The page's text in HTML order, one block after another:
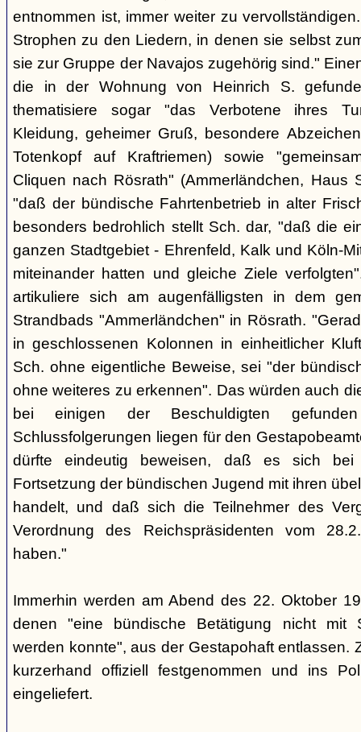
entnommen ist, immer weiter zu
Strophen zu den Liedern, in denen sie selbst
sie zur Gruppe der Navajos zugehörig sind."
die in der Wohnung von Heinrich S.
thematisiere sogar "das Verbotene ihres
Kleidung, geheimer Gruß, besondere
Totenkopf auf Kraftriemen) sowie
Cliquen nach Rösrath" (Ammerländchen, Haus
"daß der bündische Fahrtenbetrieb in alter
besonders bedrohlich stellt Sch. dar, "daß die
ganzen Stadtgebiet - Ehrenfeld, Kalk und Köln-
miteinander hatten und gleiche Ziele
artikuliere sich am augenfälligsten in dem
Strandbads "Ammerländchen" in Rösrath.
in geschlossenen Kolonnen in einheitlicher
Sch. ohne eigentliche Beweise, sei "der
ohne weiteres zu erkennen". Das würden auch
bei einigen der Beschuldigten
Schlussfolgerungen liegen für den
dürfte eindeutig beweisen, daß es sich
Fortsetzung der bündischen Jugend mit ihren
handelt, und daß sich die Teilnehmer des
Verordnung des Reichspräsidenten vom
haben."
Immerhin werden am Abend des 22. Oktober
denen "eine bündische Betätigung nicht mit
werden konnte", aus der Gestapohaft entlassen.
kurzerhand offiziell festgenommen und ins
eingeliefert.